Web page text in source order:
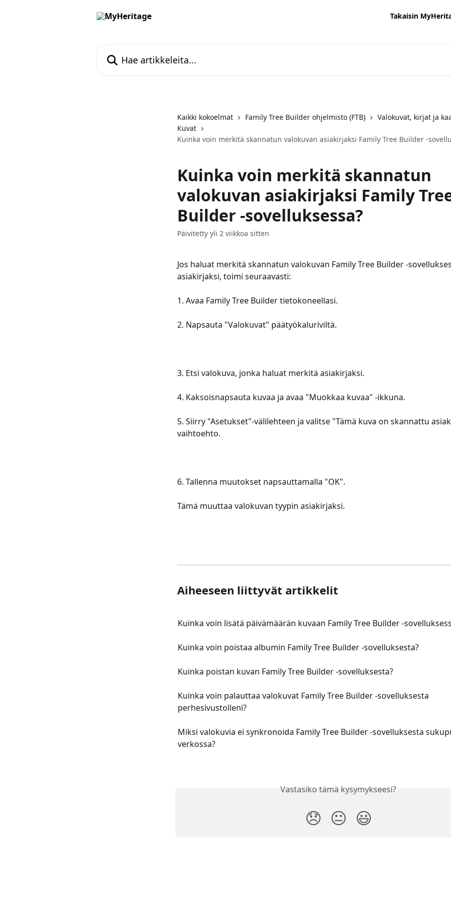
Takaisin
Kaikki kokoelmat Family Tree Builder ohjelmisto (FTB)
Valokuvat, kirjat ja
Kuvat
Kuinka voin merkitä skannatun valokuvan asiakirjaksi Family Tree Builder -
Kuinka voin merkitä skannatun
valokuvan asiakirjaksi Family
Builder -sovelluksessa?
Päivitetty yli 2 viikkoa sitten
Jos haluat merkitä skannatun valokuvan Family Tree Builder -
asiakirjaksi, toimi seuraavasti:
​​​​​​​​​​​​​​​​​​​1. Avaa Family Tree Builder tietokoneellasi.
​​​​​​​​​​​​​​​​​​​2. Napsauta "Valokuvat" päätyökaluriviltä.
​​​​​​​​​​​​​​​​​​​3. Etsi valokuva, jonka haluat merkitä asiakirjaksi.
​​​​​​​​​​​​​​​​​​​4. Kaksoisnapsauta kuvaa ja avaa "Muokkaa kuvaa" -ikkuna.
​​​​​​​​​​​​​​​​​​​5. Siirry "Asetukset"-välilehteen ja valitse "Tämä kuva on skannattu
vaihtoehto.
​​​​​​​​​​​​​​​​​​​6. Tallenna muutokset napsauttamalla "OK".
​​​​​​​​​​​​​​​​​​​Tämä muuttaa valokuvan tyypin asiakirjaksi.
Aiheeseen liittyvät artikkelit
Kuinka voin lisätä päivämäärän kuvaan Family Tree Builder -
Kuinka voin poistaa albumin Family Tree Builder -sovelluksesta?
Kuinka poistan kuvan Family Tree Builder -sovelluksesta?
Kuinka voin palauttaa valokuvat Family Tree Builder -sovelluksesta
perhesivustolleni?
Miksi valokuvia ei synkronoida Family Tree Builder -sovelluksesta
verkossa?
Vastasiko tämä kysymykseesi?
😞 😐 😃